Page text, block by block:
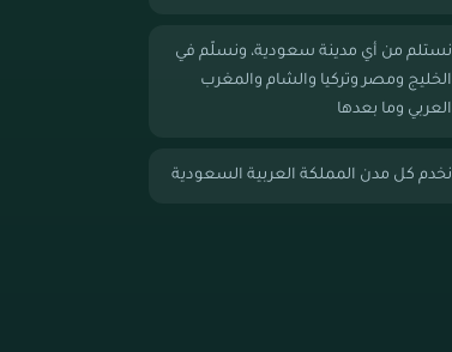
نستلم من أي مدينة سعودية، ونسلّم في
الخليج ومصر وتركيا والشام والمغرب
العربي وما بعدها
نخدم كل مدن المملكة العربية السعودية